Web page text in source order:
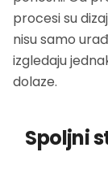
procesi su
nisu samo
izgledaju
dolaze.
Spoljni